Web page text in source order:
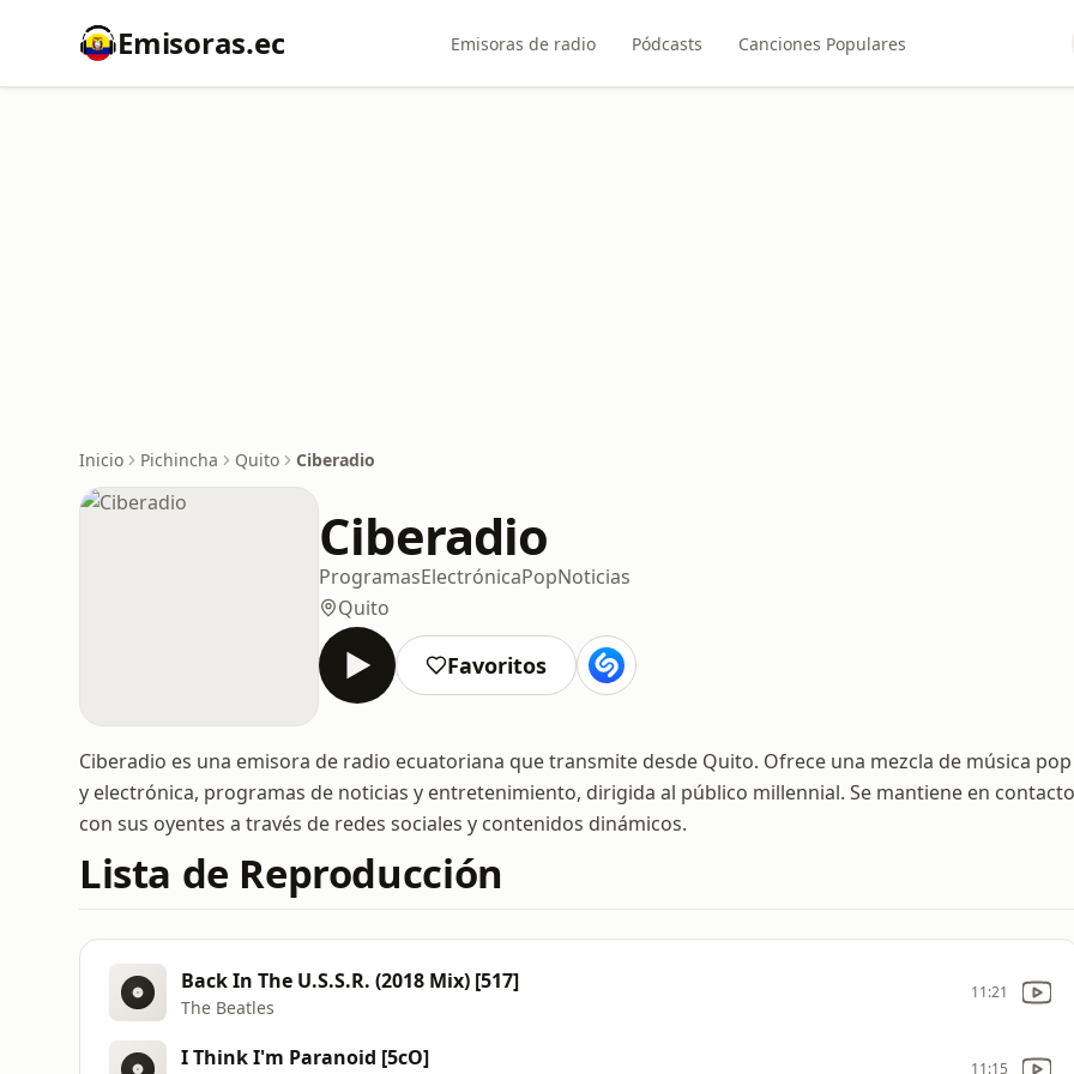
Emisoras.ec Emisoras de radio Pódcasts Canciones Populares
Inicio Pichincha Quito Ciberadio
Ciberadio
ProgramasElectrónicaPopNoticias
Quito
Favoritos
Ciberadio es una emisora de radio ecuatoriana que transmite desde Quito. Ofrece una mezcla de música pop
y electrónica, programas de noticias y entretenimiento, dirigida al público millennial. Se mantiene en contacto
con sus oyentes a través de redes sociales y contenidos dinámicos.
Lista de Reproducción
Back In The U.S.S.R. (2018 Mix) [517]
The Beatles
11:21
I Think I'm Paranoid [5cO] 11:15